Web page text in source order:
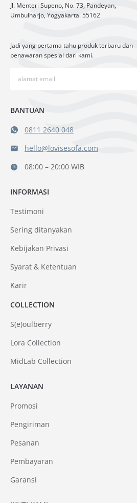
Jl. Menteri Supeno, No. 73, Pandeyan,
Umbulharjo, Yogyakarta. 55162
Jadi yang pertama tahu produk terbaru dan
penawaran spesial dari kami.
BANTUAN
0811 2640 048
hello@lovisesofa.com
08:00 – 20:00 WIB
LAYANAN
Promosi
Pengiriman
Pesanan
Pembayaran
Garansi
INFORMASI
Testimoni
Sering ditanyakan
Kebijakan Privasi
Syarat & Ketentuan
Karir
COLLECTION
S(e)oulberry
Lora Collection
MidLab Collection